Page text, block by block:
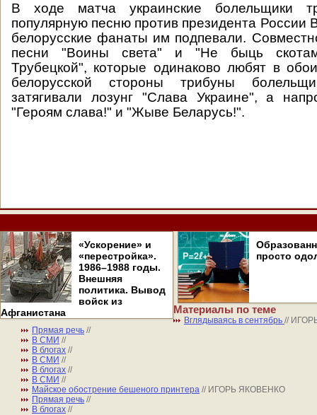
В ходе матча украинские болельщики
популярную песню против президента России
белорусские фанаты им подпевали.
песни "Воины света" и "Не быць
Трубецкой", которые одинаково любят в
белорусской стороны трибуны
затягивали лозунг "Слава Украине", а
"Героям слава!" и "Жыве Беларусь!".
«Ускорение» и
«перестройка».
1986–1988 годы.
Внешняя
политика. Вывод
войск из
Афганистана
просто
Материалы по теме
Вглядываясь в сентябрь //
Прямая речь //
В СМИ //
В блогах //
В СМИ //
В блогах //
В СМИ //
Майское обострение бешеного принтера // ИГОРЬ ЯКОВЕНКО
Прямая речь //
В блогах //